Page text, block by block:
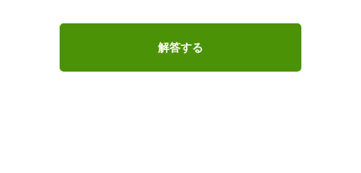
解答する